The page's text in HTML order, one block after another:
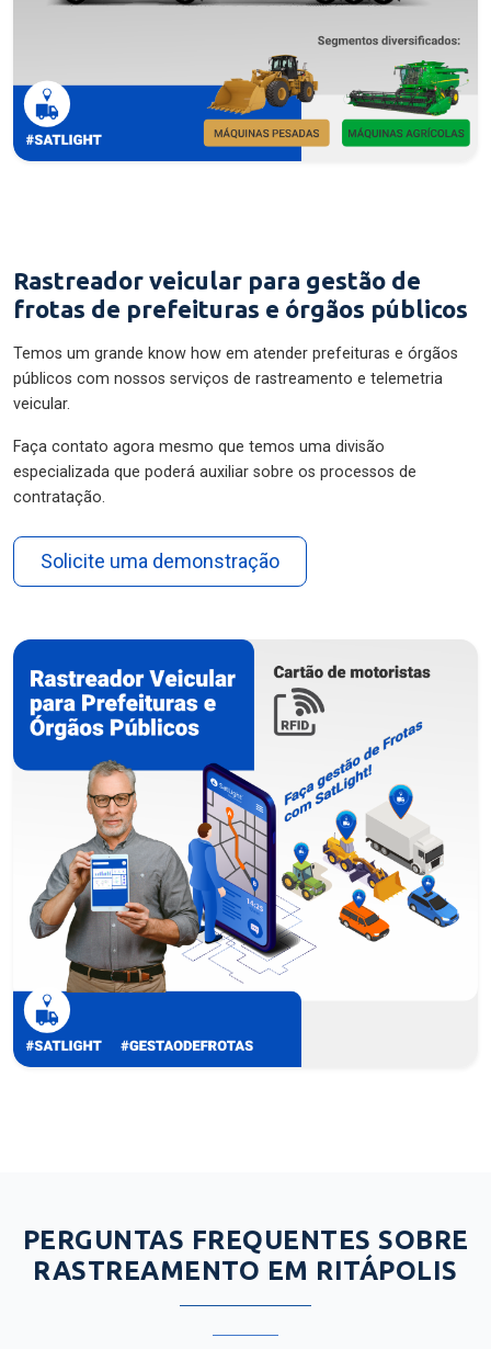
Rastreador veicular para gestão de
frotas de prefeituras e órgãos públicos
Temos um grande know how em atender prefeituras e órgãos
públicos com nossos serviços de rastreamento e telemetria
veicular.
Faça contato agora mesmo que temos uma divisão
especializada que poderá auxiliar sobre os processos de
contratação.
Solicite uma demonstração
PERGUNTAS FREQUENTES SOBRE
RASTREAMENTO EM RITÁPOLIS